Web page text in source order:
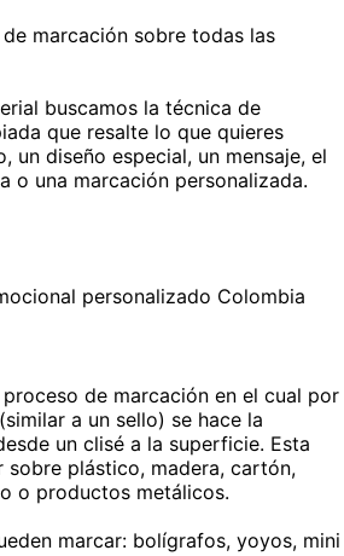
marcación sobre todas las
buscamos la técnica de
que resalte lo que quieres
un diseño especial, un mensaje, el
o una marcación personalizada.
de marcación en el cual por
a un sello) se hace la
un clisé a la superficie. Esta
sobre plástico, madera, cartón,
o productos metálicos.
marcar: bolígrafos, yoyos, mini